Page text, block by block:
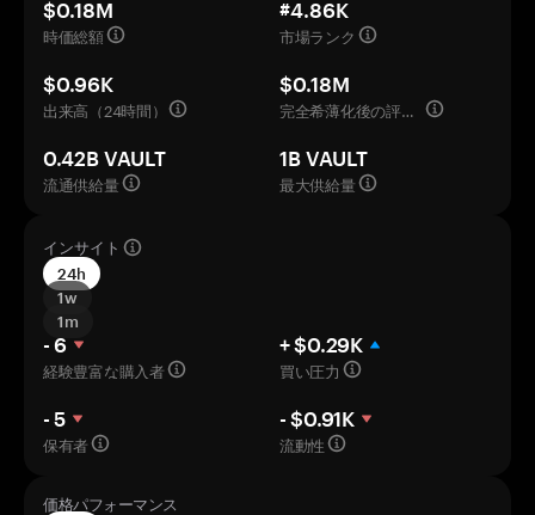
$0.18M
時価総額
#4.86K
市場ランク
$0.96K
出来高（24時間）
$0.18M
完全希薄化後の評価額
0.42B VAULT
流通供給量
1B VAULT
最大供給量
インサイト
24h
1w
1m
- 6
経験豊富な購入者
+ $0.29K
買い圧力
- 5
保有者
- $0.91K
流動性
価格パフォーマンス